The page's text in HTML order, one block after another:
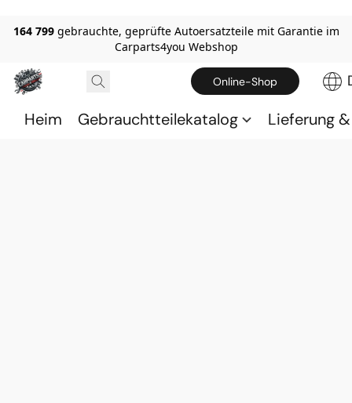
164 799 gebrauchte, geprüfte Autoersatzteile mit Garantie im
Carparts4you Webshop
Online-Shop
Heim Gebrauchtteilekatalog Lieferung